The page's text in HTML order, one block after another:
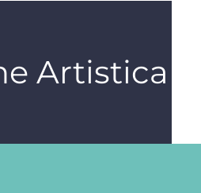
Artistica